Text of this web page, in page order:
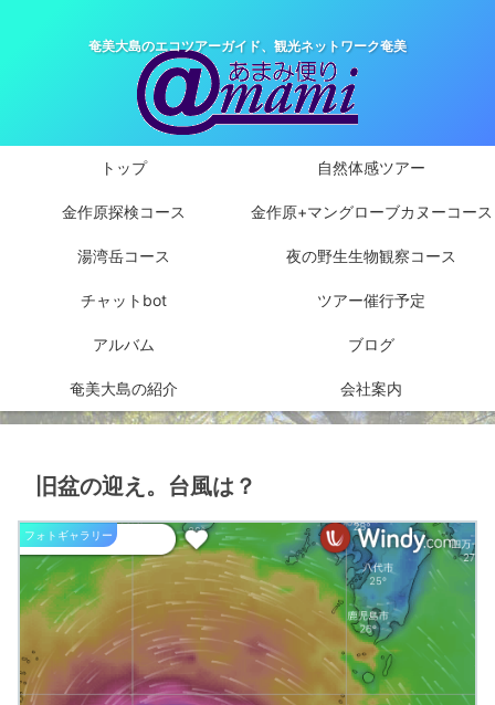
奄美大島のエコツアーガイド、観光ネットワーク奄美
トップ 自然体感ツアー
金作原探検コース 金作原+マングローブカヌーコース
湯湾岳コース 夜の野生生物観察コース
チャットbot ツアー催行予定
アルバム ブログ
奄美大島の紹介 会社案内
旧盆の迎え。台風は？
フォトギャラリー